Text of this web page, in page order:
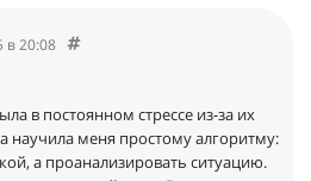
в 20:08
в постоянном стрессе из-за их
научила меня простому алгоритму:
а проанализировать ситуацию.